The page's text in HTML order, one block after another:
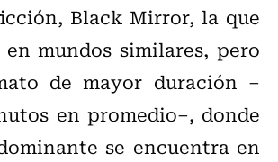
Black Mirror, la que
en mundos similares, pero
de mayor duración –
en promedio–, donde
se encuentra en